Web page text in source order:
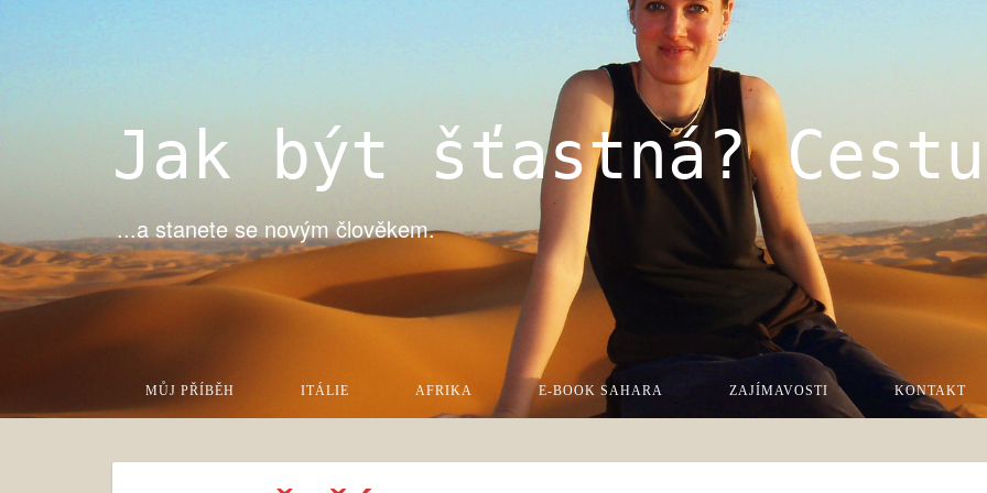
Jak být šťastná?
...a stanete se novým člověkem.
MŮJ PŘÍBĚH ITÁLIE AFRIKA E-BOOK SAHARA ZAJÍMAVOSTI KONTAKT